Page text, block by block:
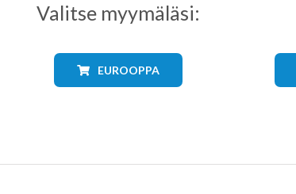
Valitse myymäläsi:
EUROOPPA